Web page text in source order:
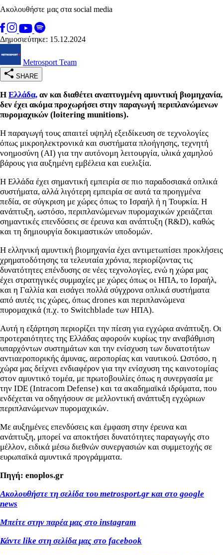
Ακολουθήστε μας στα social media
Δημοσιεύτηκε: 15.12.2024
Metrosport Team
SHARE
Η Ελλάδα, αν και διαθέτει αναπτυγμένη αμυντική βιομηχανία,
δεν έχει ακόμα προχωρήσει στην παραγωγή περιπλανώμενων
πυρομαχικών (loitering munitions).
Η παραγωγή τους απαιτεί υψηλή εξειδίκευση σε τεχνολογίες
όπως μικροηλεκτρονικά και συστήματα πλοήγησης, τεχνητή
νοημοσύνη (AI) για την αυτόνομη λειτουργία, υλικά χαμηλού
βάρους για αυξημένη εμβέλεια και ευελιξία.
Η Ελλάδα έχει σημαντική εμπειρία σε πιο παραδοσιακά οπλικά
συστήματα, αλλά λιγότερη εμπειρία σε αυτά τα προηγμένα
πεδία, σε σύγκριση με χώρες όπως το Ισραήλ ή η Τουρκία. Η
ανάπτυξη, ωστόσο, περιπλανώμενων πυρομαχικών χρειάζεται
σημαντικές επενδύσεις σε έρευνα και ανάπτυξη (R&D), καθώς
και τη δημιουργία δοκιμαστικών υποδομών.
Η ελληνική αμυντική βιομηχανία έχει αντιμετωπίσει προκλήσεις
χρηματοδότησης τα τελευταία χρόνια, περιορίζοντας τις
δυνατότητες επένδυσης σε νέες τεχνολογίες, ενώ η χώρα μας
έχει στρατηγικές συμμαχίες με χώρες όπως οι ΗΠΑ, το Ισραήλ,
και η Γαλλία και εισάγει πολλά σύγχρονα οπλικά συστήματα
από αυτές τις χώρες, όπως drones και περιπλανώμενα
πυρομαχικά (π.χ. το Switchblade των ΗΠΑ).
Αυτή η εξάρτηση περιορίζει την πίεση για εγχώρια ανάπτυξη. Οι
προτεραιότητες της Ελλάδας αφορούν κυρίως την αναβάθμιση
υπαρχόντων συστημάτων και την ενίσχυση των δυνατοτήτων
αντιαεροπορικής άμυνας, αεροπορίας και ναυτικού. Ωστόσο, η
χώρα μας δείχνει ενδιαφέρον για την ενίσχυση της καινοτομίας
στον αμυντικό τομέα, με πρωτοβουλίες όπως η συνεργασία με
την IDE (Intracom Defense) και τα ακαδημαϊκά ιδρύματα, που
ενδέχεται να οδηγήσουν σε μελλοντική ανάπτυξη εγχώριων
περιπλανώμενων πυρομαχικών.
Με αυξημένες επενδύσεις και έμφαση στην έρευνα και
ανάπτυξη, μπορεί να αποκτήσει δυνατότητες παραγωγής στο
μέλλον, ειδικά μέσω διεθνών συνεργασιών και συμμετοχής σε
ευρωπαϊκά αμυντικά προγράμματα.
Πηγή: enoplos.gr
Ακολουθήστε τη σελίδα του metrosport.gr και στο google
news
Μπείτε στην παρέα μας στο instagram
Κάντε like στη σελίδα μας στο facebook